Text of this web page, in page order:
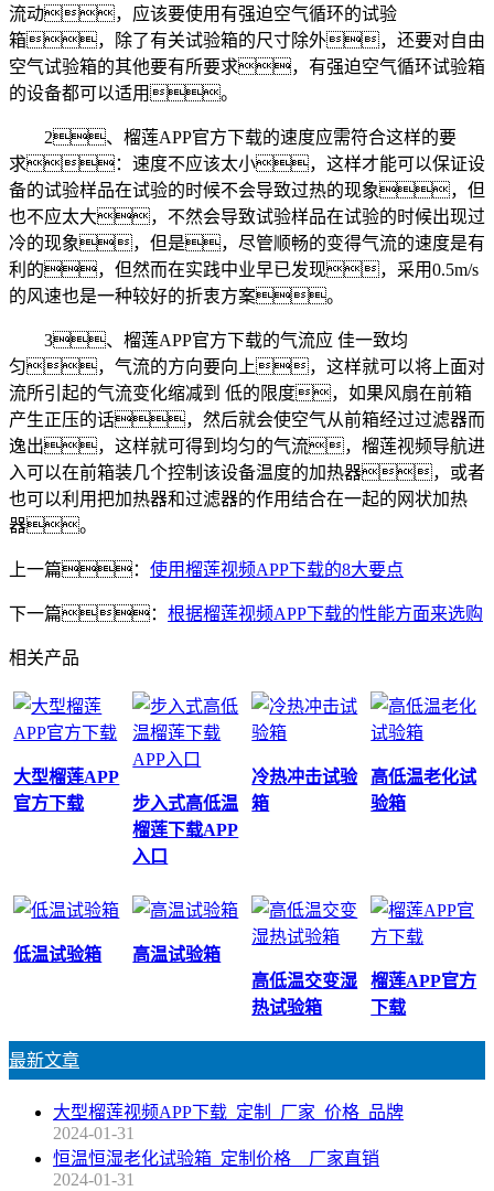
流动，应该要使用有强迫空气循环的试验
箱，除了有关试验箱的尺寸除外，还要对自由
空气试验箱的其他要有所要求，有强迫空气循环试验箱
的设备都可以适用。
2、榴莲APP官方下载的速度应需符合这样的要
求：速度不应该太小，这样才能可以保证设
备的试验样品在试验的时候不会导致过热的现象，但
也不应太大，不然会导致试验样品在试验的时候出现过
冷的现象，但是，尽管顺畅的变得气流的速度是有
利的，但然而在实践中业早已发现，采用0.5m/s
的风速也是一种较好的折衷方案。
3、榴莲APP官方下载的气流应 佳一致均
匀，气流的方向要向上，这样就可以将上面对
流所引起的气流变化缩减到 低的限度，如果风扇在前箱
产生正压的话，然后就会使空气从前箱经过过滤器而
逸出，这样就可得到均匀的气流，榴莲视频导航进
入可以在前箱装几个控制该设备温度的加热器，或者
也可以利用把加热器和过滤器的作用结合在一起的网状加热
器。
上一篇： 使用榴莲视频APP下载的8大要点
下一篇： 根据榴莲视频APP下载的性能方面来选购
相关产品
大型榴莲APP
官方下载
步入式高低温
榴莲下载APP
入口
冷热冲击试验
箱
高低温老化试
验箱
低温试验箱
高温试验箱
高低温交变湿
热试验箱
榴莲APP官方
下载
最新文章
大型榴莲视频APP下载_定制_厂家_价格_品牌
2024-01-31
恒温恒湿老化试验箱_定制价格__厂家直销
2024-01-31